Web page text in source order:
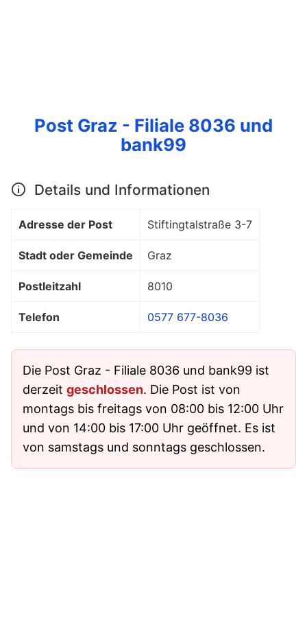
Post Graz - Filiale 8036 und
bank99
Details und Informationen
Adresse der Post Stiftingtalstraße 3-7
Stadt oder Gemeinde Graz
Postleitzahl 8010
Telefon 0577 677-8036
Die Post Graz - Filiale 8036 und bank99 ist
derzeit geschlossen. Die Post ist von
montags bis freitags von 08:00 bis 12:00 Uhr
und von 14:00 bis 17:00 Uhr geöffnet. Es ist
von samstags und sonntags geschlossen.